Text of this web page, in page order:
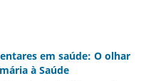
em saúde: O olhar
à Saúde